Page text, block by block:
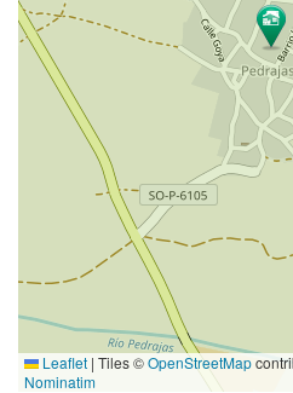
Leaflet | Tiles ©OpenStreetMap
Nominatim